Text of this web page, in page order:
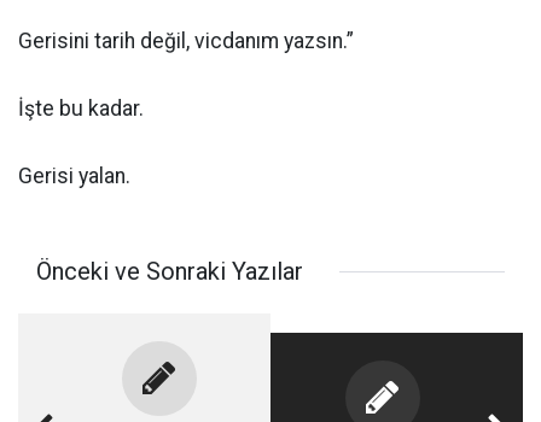
Gerisini tarih değil, vicdanım yazsın.”
İşte bu kadar.
Gerisi yalan.
Önceki ve Sonraki Yazılar